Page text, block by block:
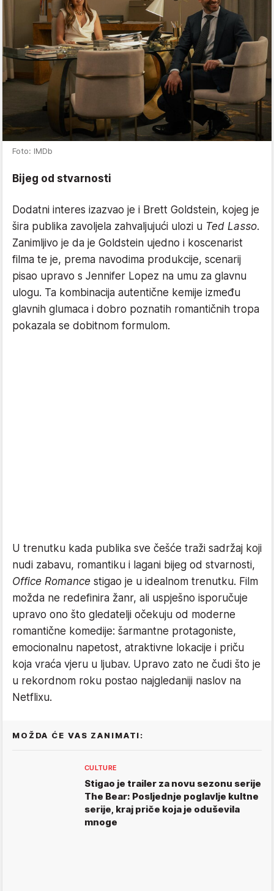
Foto: IMDb
Bijeg od stvarnosti
Dodatni interes izazvao je i Brett Goldstein, kojeg je
šira publika zavoljela zahvaljujući ulozi u Ted Lasso.
Zanimljivo je da je Goldstein ujedno i koscenarist
filma te je, prema navodima produkcije, scenarij
pisao upravo s Jennifer Lopez na umu za glavnu
ulogu. Ta kombinacija autentične kemije između
glavnih glumaca i dobro poznatih romantičnih tropa
pokazala se dobitnom formulom.
U trenutku kada publika sve češće traži sadržaj koji
nudi zabavu, romantiku i lagani bijeg od stvarnosti,
Office Romance stigao je u idealnom trenutku. Film
možda ne redefinira žanr, ali uspješno isporučuje
upravo ono što gledatelji očekuju od moderne
romantične komedije: šarmantne protagoniste,
emocionalnu napetost, atraktivne lokacije i priču
koja vraća vjeru u ljubav. Upravo zato ne čudi što je
u rekordnom roku postao najgledaniji naslov na
Netflixu.
MOŽDA ĆE VAS ZANIMATI:
CULTURE
Stigao je trailer za novu sezonu serije
The Bear: Posljednje poglavlje kultne
serije, kraj priče koja je oduševila
mnoge